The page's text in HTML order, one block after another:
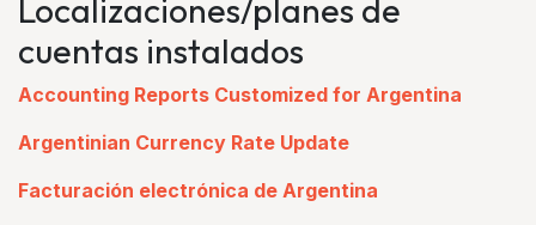
Localizaciones/planes de
cuentas instalados
Accounting Reports Customized for Argentina
Argentinian Currency Rate Update
Facturación electrónica de Argentina